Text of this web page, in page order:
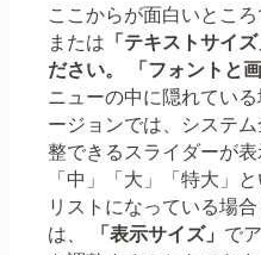
ここからが面白いところ
または 「テキストサイ
ださい。
「フォントと
ニューの中に隠れてい
ージョンでは、システ
整できるスライダーが
「中」「大」「特大」
リストになっている場
は、
「表示サイズ」 で